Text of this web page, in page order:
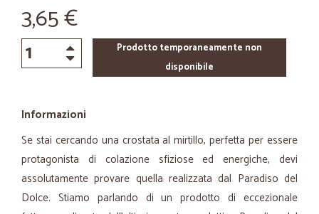
3,65 €
Prodotto temporaneamente non
disponibile
Informazioni
Se stai cercando una crostata al mirtillo, perfetta per essere
protagonista di colazione sfiziose ed energiche, devi
assolutamente provare quella realizzata dal Paradiso del
Dolce. Stiamo parlando di un prodotto di eccezionale